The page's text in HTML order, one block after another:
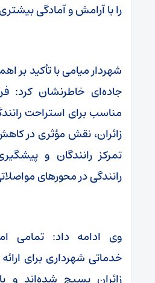
را با آرامش و آمادگی
شهردار میامی با تأکید بر
جاده‌ای خاطرنشان کرد:
مناسب برای استراحت
زائران، نقش مؤثری در
تمرکز رانندگان و
رانندگی در محورهای
وی ادامه داد: تمامی
خدماتی شهرداری برای
زائران بسیج شده‌اند و